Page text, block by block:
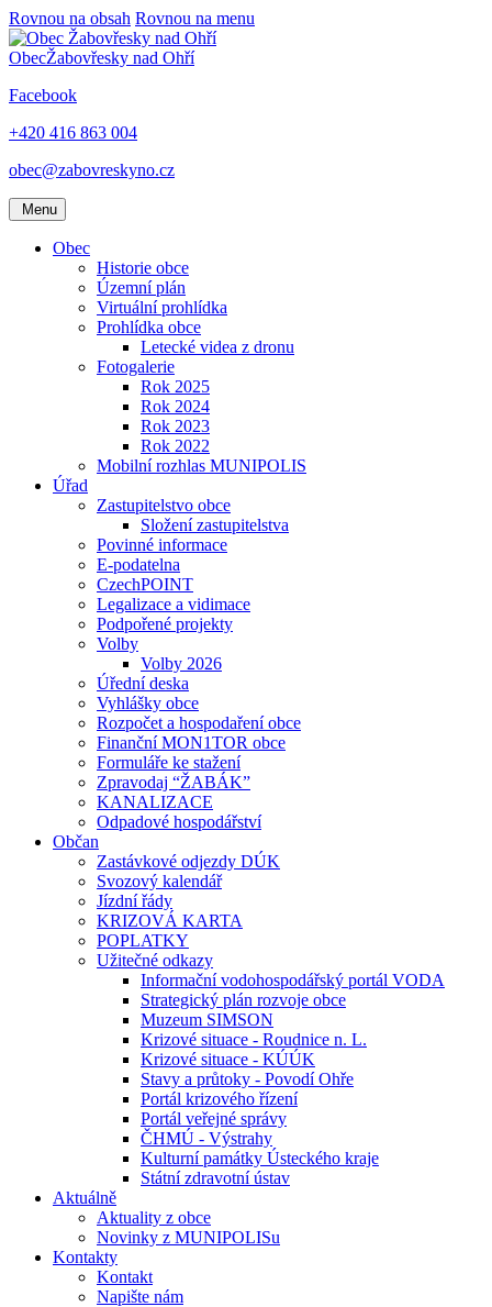
Rovnou na obsah Rovnou na menu
ObecŽabovřesky nad Ohří
Facebook
+420 416 863 004
obec@zabovreskyno.cz
Menu
Obec
Historie obce
Územní plán
Virtuální prohlídka
Prohlídka obce
Letecké videa z dronu
Fotogalerie
Rok 2025
Rok 2024
Rok 2023
Rok 2022
Mobilní rozhlas MUNIPOLIS
Úřad
Zastupitelstvo obce
Složení zastupitelstva
Povinné informace
E-podatelna
CzechPOINT
Legalizace a vidimace
Podpořené projekty
Volby
Volby 2026
Úřední deska
Vyhlášky obce
Rozpočet a hospodaření obce
Finanční MON1TOR obce
Formuláře ke stažení
Zpravodaj “ŽABÁK”
KANALIZACE
Odpadové hospodářství
Občan
Zastávkové odjezdy DÚK
Svozový kalendář
Jízdní řády
KRIZOVÁ KARTA
POPLATKY
Užitečné odkazy
Informační vodohospodářský portál VODA
Strategický plán rozvoje obce
Muzeum SIMSON
Krizové situace - Roudnice n. L.
Krizové situace - KÚÚK
Stavy a průtoky - Povodí Ohře
Portál krizového řízení
Portál veřejné správy
ČHMÚ - Výstrahy
Kulturní památky Ústeckého kraje
Státní zdravotní ústav
Aktuálně
Aktuality z obce
Novinky z MUNIPOLISu
Kontakty
Kontakt
Napište nám